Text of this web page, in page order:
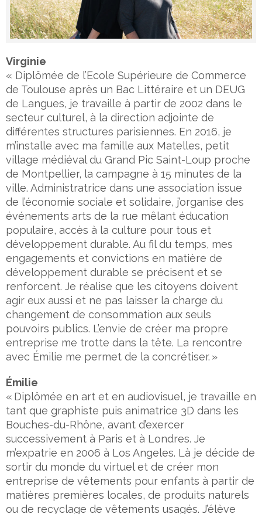
Virginie
« Diplômée de l’Ecole Supérieure de Commerce
de Toulouse après un Bac Littéraire et un DEUG
de Langues, je travaille à partir de 2002 dans le
secteur culturel, à la direction adjointe de
différentes structures parisiennes. En 2016, je
m’installe avec ma famille aux Matelles, petit
village médiéval du Grand Pic Saint-Loup proche
de Montpellier, la campagne à 15 minutes de la
ville. Administratrice dans une association issue
de l’économie sociale et solidaire, j’organise des
événements arts de la rue mêlant éducation
populaire, accès à la culture pour tous et
développement durable. Au fil du temps, mes
engagements et convictions en matière de
développement durable se précisent et se
renforcent. Je réalise que les citoyens doivent
agir eux aussi et ne pas laisser la charge du
changement de consommation aux seuls
pouvoirs publics. L’envie de créer ma propre
entreprise me trotte dans la tête. La rencontre
avec Émilie me permet de la concrétiser. »
Émilie
« Diplômée en art et en audiovisuel, je travaille en
tant que graphiste puis animatrice 3D dans les
Bouches-du-Rhône, avant d’exercer
successivement à Paris et à Londres. Je
m’expatrie en 2006 à Los Angeles. Là je décide de
sortir du monde du virtuel et de créer mon
entreprise de vêtements pour enfants à partir de
matières premières locales, de produits naturels
ou de recyclage de vêtements usagés. J’élève